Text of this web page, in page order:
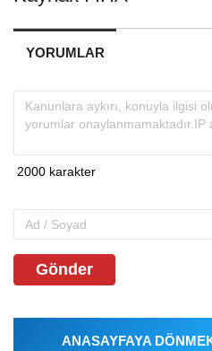
YORUMLAR
Gönder
ANASAYFAYA